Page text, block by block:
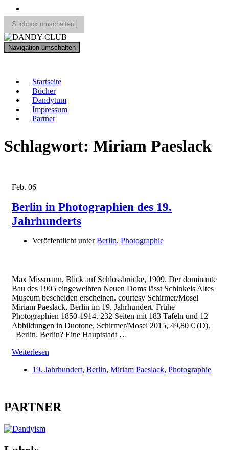
Suchbox umschalten
Search
for:
Navigation umschalten
Startseite
Bücher
Dandytum
Impressum
Partner
Schlagwort: Miriam Paeslack
Feb. 06
Berlin in Photographien des 19.
Jahrhunderts
Veröffentlicht unterBerlin, Photographie
Max Missmann, Blick auf Schlossbrücke, 1909. Der dominante
Bau des 1905 eingeweihten Neuen Doms lässt Schinkels Altes
Museum bescheiden erscheinen. courtesy Schirmer/Mosel
Miriam Paeslack, Berlin im 19. Jahrhundert. Frühe
Photographien 1850-1914. 232 Seiten mit 183 Tafeln und 12
Abbildungen in Duotone, Schirmer/Mosel 2015, 49,80 € (D).
Berlin. Berlin? Eine Hauptstadt …
Weiterlesen
19. Jahrhundert, Berlin, Miriam Paeslack, Photographie
PARTNER